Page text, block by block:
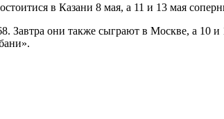
в Казани 8 мая, а 11 и 13 мая
Завтра они также сыграют в Москве, а 10